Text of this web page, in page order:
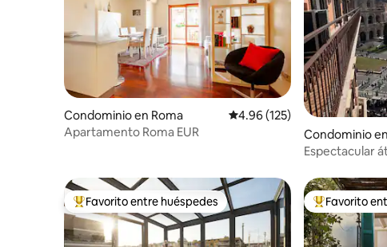
Condominio en Roma Calificación promedio: 4.96
4.96 (125)
Apartamento Roma EUR
Condominio
Espectacular
De los mejores en Favorito entre huéspedes
Favorito entre huéspedes De los
Favorito